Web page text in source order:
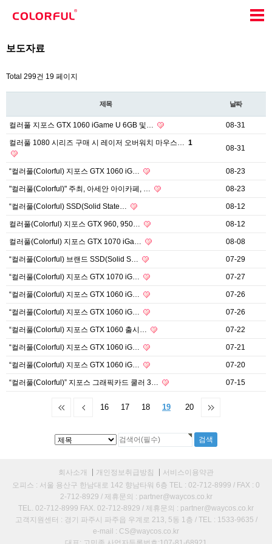
보도자료
Total 299건 19 페이지
제목 날짜
컬러풀 지포스 GTX 1060 iGame U 6GB 및… 08-31
컬러풀 1080 시리즈 구매 시 레이저 오버워치 마우스… 1
08-31
“컬러풀(Colorful) 지포스 GTX 1060 iG… 08-23
"컬러풀(Colorful)" 주최, 아세안 아이카페, … 08-23
“컬러풀(Colorful) SSD(Solid State… 08-12
컬러풀(Colorful) 지포스 GTX 960, 950… 08-12
컬러풀(Colorful) 지포스 GTX 1070 iGa… 08-08
“컬러풀(Colorful) 브랜드 SSD(Solid S… 07-29
“컬러풀(Colorful) 지포스 GTX 1070 iG… 07-27
“컬러풀(Colorful) 지포스 GTX 1060 iG… 07-26
“컬러풀(Colorful) 지포스 GTX 1060 iG… 07-26
“컬러풀(Colorful) 지포스 GTX 1060 출시… 07-22
“컬러풀(Colorful) 지포스 GTX 1060 iG… 07-21
“컬러풀(Colorful) 지포스 GTX 1060 iG… 07-20
“컬러풀(Colorful)” 지포스 그래픽카드 쿨러 3… 07-15
16 17 18 19 20
회사소개 개인정보취급방침
서비스이용약관
오피스 : 서울 용산구 한남대로 142 향남타워 6층 TEL : 02-712-8999 / FAX : 0
2-712-8929 / 제휴문의 : partner@waycos.co.kr
TEL. 02-712-8999 FAX. 02-712-8929 / 제휴문의 : partner@waycos.co.kr
고객지원센터 : 경기 파주시 파주읍 우계로 213, 5동 1층 / TEL : 1533-9635 /
e-mail : CS@waycos.co.kr